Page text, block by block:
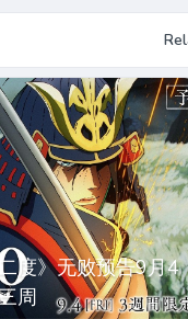
度》无败预告9月4
周